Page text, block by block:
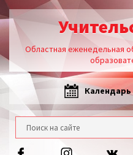
Областная еженедельная
Календарь